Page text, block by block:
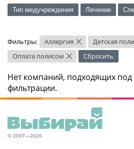
Тип медучреждения Лечение
Фильтры: Аллергия × Детская
Оплата полисом × Сбросить
Нет компаний, подходящих под
фильтрации.
© 2007—2026